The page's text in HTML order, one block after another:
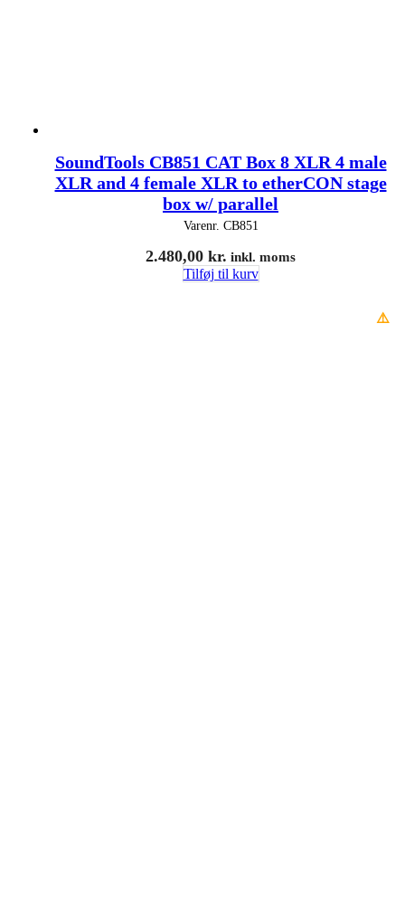
SoundTools CB851 CAT Box 8 XLR 4 male
XLR and 4 female XLR to etherCON stage
box w/ parallel
Varenr. CB851
2.480,00 kr. inkl. moms
Tilføj til kurv
⚠️